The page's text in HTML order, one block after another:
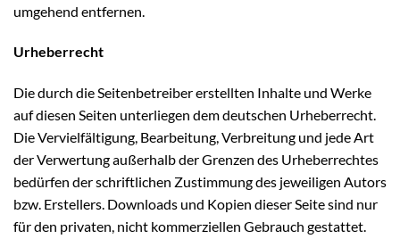
umgehend entfernen.
Urheberrecht
Die durch die Seitenbetreiber erstellten Inhalte und Werke
auf diesen Seiten unterliegen dem deutschen Urheberrecht.
Die Vervielfältigung, Bearbeitung, Verbreitung und jede Art
der Verwertung außerhalb der Grenzen des Urheberrechtes
bedürfen der schriftlichen Zustimmung des jeweiligen Autors
bzw. Erstellers. Downloads und Kopien dieser Seite sind nur
für den privaten, nicht kommerziellen Gebrauch gestattet.